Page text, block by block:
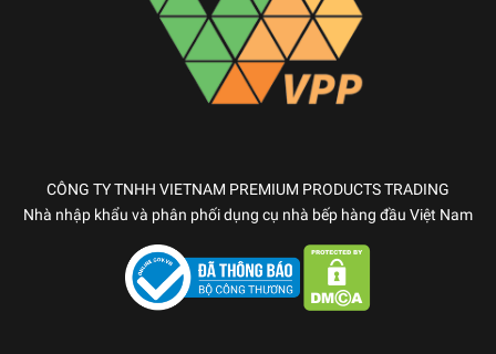
CÔNG TY TNHH VIETNAM PREMIUM PRODUCTS TRADING
Nhà nhập khẩu và phân phối dụng cụ nhà bếp hàng đầu Việt Nam